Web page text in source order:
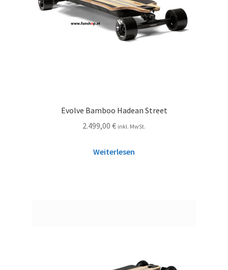
Evolve Bamboo Hadean Street
2.499,00 € inkl. MwSt.
Weiterlesen